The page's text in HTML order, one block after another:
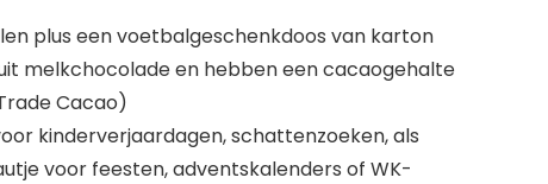
plus een voetbalgeschenkdoos van karton
melkchocolade en hebben een cacaogehalte
Cacao)
kinderverjaardagen, schattenzoeken, als
voor feesten, adventskalenders of WK-